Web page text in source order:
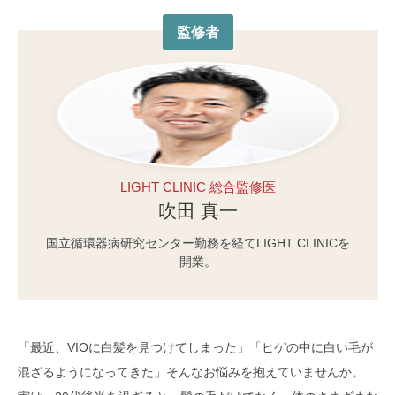
監修者
LIGHT CLINIC 総合監修医
吹田 真一
国立循環器病研究センター勤務を経てLIGHT CLINICを
開業。
「最近、VIOに白髪を見つけてしまった」「ヒゲの中に白い毛が
混ざるようになってきた」そんなお悩みを抱えていませんか。